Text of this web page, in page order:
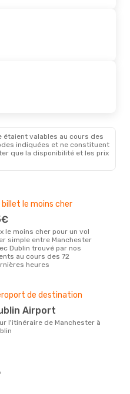
étaient valables au cours des
indiquées et ne constituent
que la disponibilité et les prix
billet le moins cher
simple entre Manchester
Dublin trouvé par nos
au cours des 72
heures
de destination
Airport